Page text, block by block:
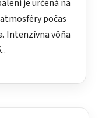
je určená na
počas
Intenzívna vôňa